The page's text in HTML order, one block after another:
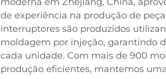
de experiência na produção de
interruptores são produzidos
moldagem por injeção, garantindo
cada unidade. Com mais de 900
produção eficientes, mantemos